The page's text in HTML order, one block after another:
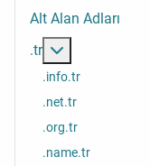
Alt Alan Adları
.tr
.info.tr
.net.tr
.org.tr
.name.tr